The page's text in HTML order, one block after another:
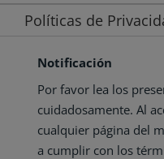
Políticas de
Notificación
Por favor lea los
cuidadosamente. Al
cualquier página del
a cumplir con los